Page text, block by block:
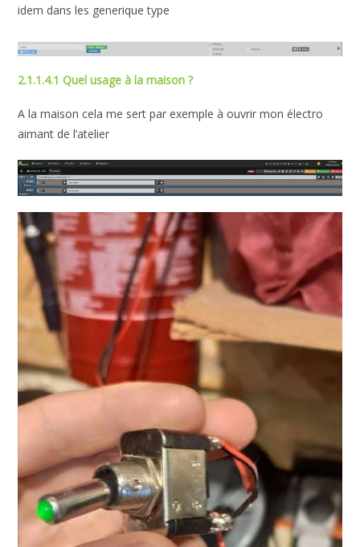
idem dans les generique type
2.1.1.4.1 Quel usage à la maison ?
A la maison cela me sert par exemple à ouvrir mon électro
aimant de l’atelier